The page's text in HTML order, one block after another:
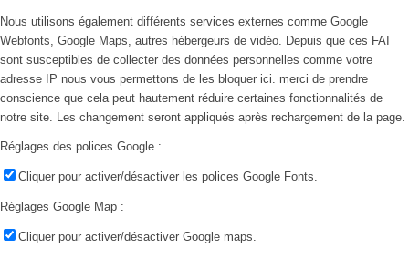
Nous utilisons également différents services externes comme Google
Webfonts, Google Maps, autres hébergeurs de vidéo. Depuis que ces FAI
sont susceptibles de collecter des données personnelles comme votre
adresse IP nous vous permettons de les bloquer ici. merci de prendre
conscience que cela peut hautement réduire certaines fonctionnalités de
notre site. Les changement seront appliqués après rechargement de la page.
Réglages des polices Google :
Cliquer pour activer/désactiver les polices Google Fonts.
Réglages Google Map :
Cliquer pour activer/désactiver Google maps.